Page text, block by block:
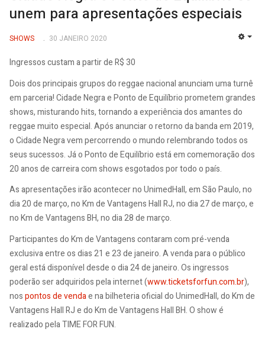
unem para apresentações especiais
SHOWS 30 JANEIRO 2020
Ingressos custam a partir de R$ 30
Dois dos principais grupos do reggae nacional anunciam uma turnê
em parceria! Cidade Negra e Ponto de Equilíbrio prometem grandes
shows, misturando hits, tornando a experiência dos amantes do
reggae muito especial. Após anunciar o retorno da banda em 2019,
o Cidade Negra vem percorrendo o mundo relembrando todos os
seus sucessos. Já o Ponto de Equilíbrio está em comemoração dos
20 anos de carreira com shows esgotados por todo o país.
As apresentações irão acontecer no UnimedHall, em São Paulo, no
dia 20 de março, no Km de Vantagens Hall RJ, no dia 27 de março, e
no Km de Vantagens BH, no dia 28 de março.
Participantes do Km de Vantagens contaram com pré-venda
exclusiva entre os dias 21 e 23 de janeiro. A venda para o público
geral está disponível desde o dia 24 de janeiro. Os ingressos
poderão ser adquiridos pela internet (www.ticketsforfun.com.br),
nospontos de vendae na bilheteria oficial do UnimedHall, do Km de
Vantagens Hall RJ e do Km de Vantagens Hall BH. O show é
realizado pela TIME FOR FUN.